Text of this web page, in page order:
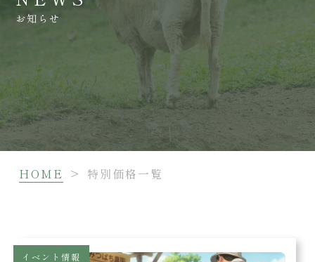
お知らせ
HOME > 特別価格一覧
イベント情報